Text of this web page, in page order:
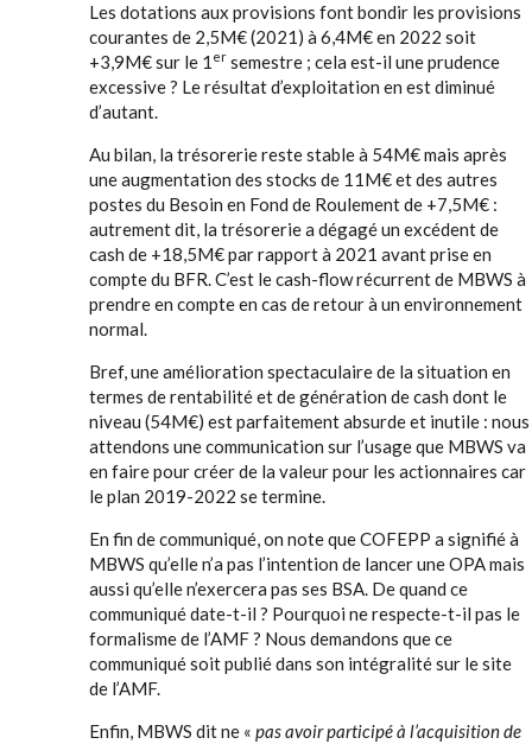
Les dotations aux provisions font bondir les provisions
courantes de 2,5M€ (2021) à 6,4M€ en 2022 soit
+3,9M€ sur le 1 er semestre ; cela est-il une prudence
excessive ? Le résultat d’exploitation en est diminué
d’autant.
Au bilan, la trésorerie reste stable à 54M€ mais après
une augmentation des stocks de 11M€ et des autres
postes du Besoin en Fond de Roulement de +7,5M€ :
autrement dit, la trésorerie a dégagé un excédent de
cash de +18,5M€ par rapport à 2021 avant prise en
compte du BFR. C’est le cash-flow récurrent de MBWS à
prendre en compte en cas de retour à un environnement
normal.
Bref, une amélioration spectaculaire de la situation en
termes de rentabilité et de génération de cash dont le
niveau (54M€) est parfaitement absurde et inutile : nous
attendons une communication sur l’usage que MBWS va
en faire pour créer de la valeur pour les actionnaires car
le plan 2019-2022 se termine.
En fin de communiqué, on note que COFEPP a signifié à
MBWS qu’elle n’a pas l’intention de lancer une OPA mais
aussi qu’elle n’exercera pas ses BSA. De quand ce
communiqué date-t-il ? Pourquoi ne respecte-t-il pas le
formalisme de l’AMF ? Nous demandons que ce
communiqué soit publié dans son intégralité sur le site
de l’AMF.
Enfin, MBWS dit ne « pas avoir participé à l’acquisition de